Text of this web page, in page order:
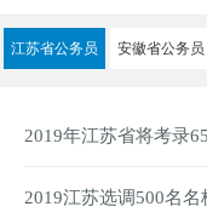
资料 面试热点
服务信息
江苏省公务员 安徽省公务员
2019年江苏省将考录
位工作人员
2019江苏选调500名